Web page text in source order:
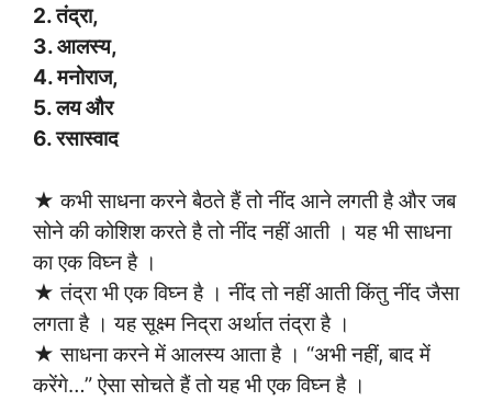
2. तंद्रा,
3. आलस्य,
4. मनोराज,
5. लय और
6. रसास्वाद
★ कभी साधना करने बैठते हैं तो नींद आने लगती है और जब
सोने की कोशिश करते है तो नींद नहीं आती । यह भी साधना
का एक विघ्न है ।
★ तंद्रा भी एक विघ्न है । नींद तो नहीं आती किंतु नींद जैसा
लगता है । यह सूक्ष्म निद्रा अर्थात तंद्रा है ।
★ साधना करने में आलस्य आता है । “अभी नहीं, बाद में
करेंगे…” ऐसा सोचते हैं तो यह भी एक विघ्न है ।